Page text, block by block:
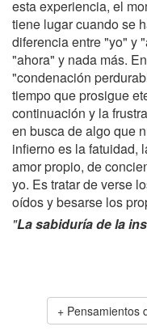
esta experiencia, el
tiene lugar cuando se
diferencia entre "yo" y
"ahora" y nada más.
"condenación
tiempo que prosigue
continuación y la
en busca de algo que
infierno es la fatuidad,
amor propio, de
yo. Es tratar de verse
oídos y besarse los
"La sabiduría de la
+ Pensamientos